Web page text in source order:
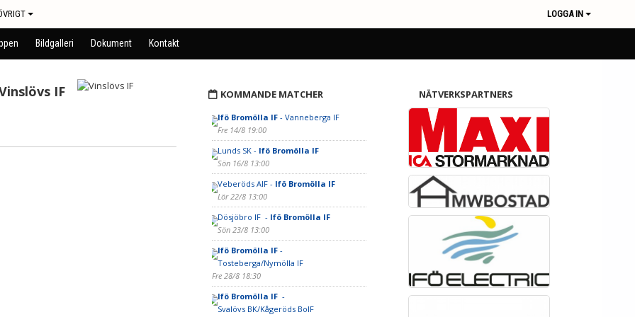
LOGGA IN
Bildgalleri Dokument Kontakt
IF KOMMANDE MATCHER
Ifö Bromölla IF- Vanneberga IF
Fre 14/8 19:00
Lunds SK - Ifö Bromölla IF
Sön 16/8 13:00
Veberöds AIF - Ifö Bromölla IF
Lör 22/8 13:00
Dösjöbro IF - Ifö Bromölla IF
Sön 23/8 13:00
Ifö Bromölla IF-
Tosteberga/Nymölla IF
Fre 28/8 18:30
Ifö Bromölla IF -
Svalövs BK/Kågeröds BoIF
NÄTVERKSPARTNERS